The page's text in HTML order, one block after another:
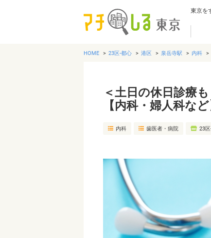
東京を
HOME 23区-都心 港区 泉岳寺駅 内科
＜土日の休日診療
【内科・婦人科など
内科 歯医者・病院 23